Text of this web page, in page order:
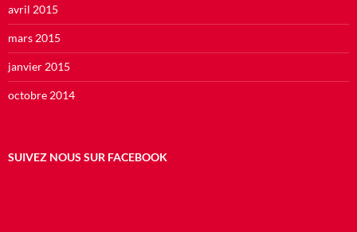
avril 2015
mars 2015
janvier 2015
octobre 2014
SUIVEZ NOUS SUR FACEBOOK